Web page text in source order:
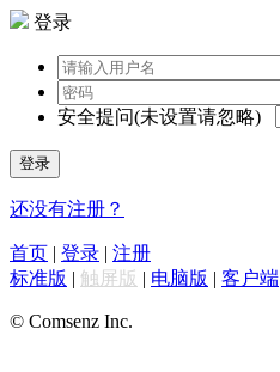
登录
安全提问(未设置请忽略)
登录
还没有注册？
首页 | 登录 | 注册
标准版 | 触屏版 | 电脑版 | 客户端
© Comsenz Inc.